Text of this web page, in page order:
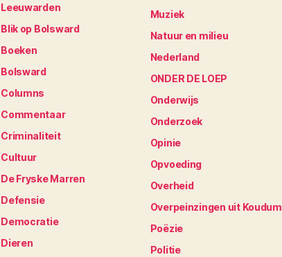
Leeuwarden
Blik op Bolsward
Boeken
Bolsward
Columns
Commentaar
Criminaliteit
Cultuur
De Fryske Marren
Defensie
Democratie
Dieren
Muziek
Natuur en milieu
Nederland
ONDER DE LOEP
Onderwijs
Onderzoek
Opinie
Opvoeding
Overheid
Overpeinzingen uit Koudum
Poëzie
Politie